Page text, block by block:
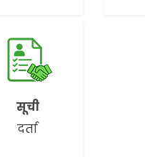
सूची
दर्ता